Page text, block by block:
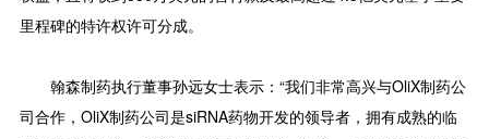
里程碑的特许权许可分成。
翰森制药执行董事孙远女士表示：“我们非常高兴与OliX制药公
司合作，OliX制药公司是siRNA药物开发的领导者，拥有成熟的临